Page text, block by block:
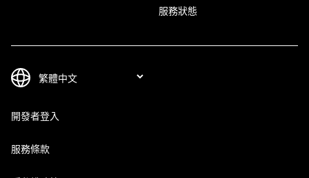
服務狀態
開發者登入
服務條款